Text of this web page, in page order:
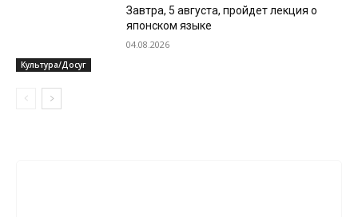
Культура/Досуг
Завтра, 5 августа, пройдет лекция о
японском языке
04.08.2026